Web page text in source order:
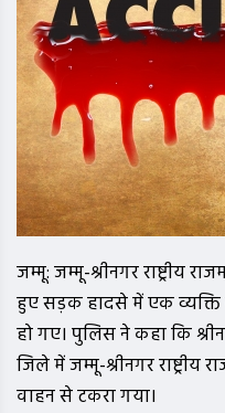
जम्मू: जम्मू-श्रीनगर राष्ट्रीय
हुए सड़क हादसे में एक
हो गए। पुलिस ने कहा कि
जिले में जम्मू-श्रीनगर राष्ट्रीय
वाहन से टकरा गया।